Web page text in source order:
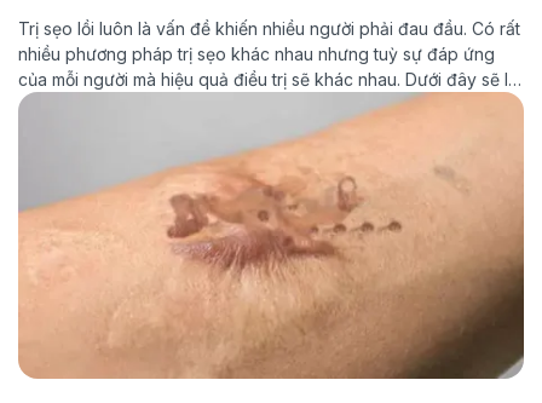
Trị sẹo lồi luôn là vấn đề khiến nhiều người phải đau đầu. Có rất
nhiều phương pháp trị sẹo khác nhau nhưng tuỳ sự đáp ứng
của mỗi người mà hiệu quả điều trị sẽ khác nhau. Dưới đây sẽ là
những review trị sẹo lồi công nghệ mới nhất giúp hành trình trị